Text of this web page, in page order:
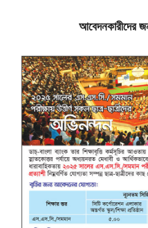
আবেদনকারীদের